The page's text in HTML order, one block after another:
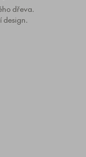
dřeva.
design.